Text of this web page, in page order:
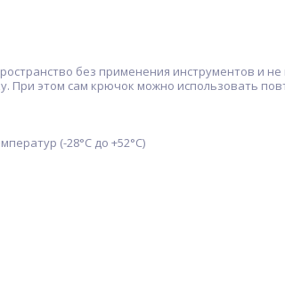
без применения инструментов и
При этом сам крючок можно использовать
(-28°С до +52°С)